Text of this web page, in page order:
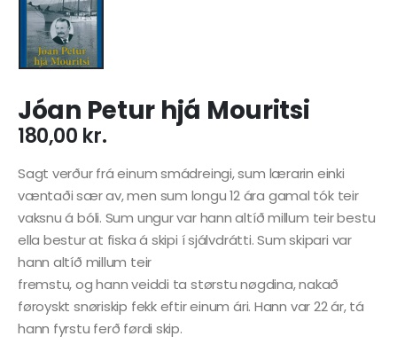
Jóan Petur hjá Mouritsi
180,00 kr.
Sagt verður frá einum smádreingi, sum lærarin einki
væntaði sær av, men sum longu 12 ára gamal tók teir
vaksnu á bóli. Sum ungur var hann altíð millum teir bestu
ella bestur at fiska á skipi í sjálvdrátti. Sum skipari var
hann altíð millum teir
fremstu, og hann veiddi ta størstu nøgdina, nakað
føroyskt snøriskip fekk eftir einum ári. Hann var 22 ár, tá
hann fyrstu ferð førdi skip.